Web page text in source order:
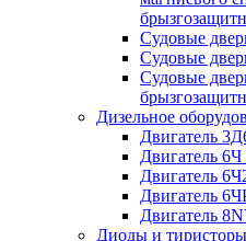
Судовые
Судовые
Судовые
Дизельное
Двигатель
Двигатель 6Ч
Двигатель
Двигатель
Двигатель
Диоды и тиристоры